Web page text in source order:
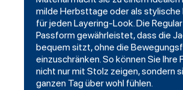
milde Herbsttage oder als stylische
für jeden Layering-Look. Die
Passform gewährleistet, dass die
bequem sitzt, ohne die
einzuschränken. So können Sie Ihre
nicht nur mit Stolz zeigen, sondern
ganzen Tag über wohl fühlen.